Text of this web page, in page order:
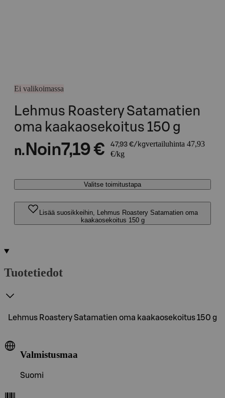
Ei valikoimassa
Lehmus Roastery Satamatien
oma kaakaosekoitus 150 g
n. Noin7,19 € 47,93 €/kgvertailuhinta 47,93
€/kg
Valitse toimitustapa
Lisää suosikkeihin, Lehmus Roastery Satamatien oma
kaakaosekoitus 150 g
Tuotetiedot
Lehmus Roastery Satamatien oma kaakaosekoitus 150 g
Valmistusmaa
Suomi